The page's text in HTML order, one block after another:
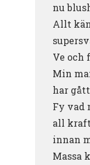
nu
Allt
Ve och
Min
har
Fy vad
all
innan
Massa